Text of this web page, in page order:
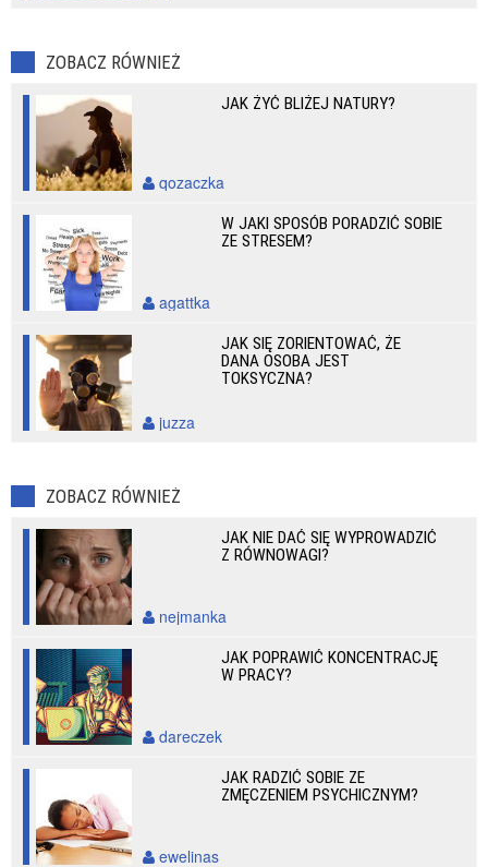
ZOBACZ RÓWNIEŻ
JAK ŻYĆ BLIŻEJ NATURY?
qozaczka
W JAKI SPOSÓB PORADZIĆ SOBIE
ZE STRESEM?
agattka
JAK SIĘ ZORIENTOWAĆ, ŻE
DANA OSOBA JEST
TOKSYCZNA?
juzza
ZOBACZ RÓWNIEŻ
JAK NIE DAĆ SIĘ WYPROWADZIĆ
Z RÓWNOWAGI?
nejmanka
JAK POPRAWIĆ KONCENTRACJĘ
W PRACY?
dareczek
JAK RADZIĆ SOBIE ZE
ZMĘCZENIEM PSYCHICZNYM?
ewelinas